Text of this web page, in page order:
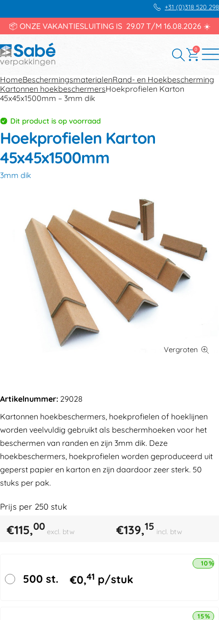
+31 (0)318 520 298
📦 ONZE VAKANTIESLUITING IS 29.07 T/M 16.08.2026 ☀️
0
HomeBeschermingsmaterialenRand- en Hoekbescherming
Kartonnen hoekbeschermersHoekprofielen Karton
45x45x1500mm – 3mm dik
Dit product is op voorraad
Hoekprofielen Karton
45x45x1500mm
3mm dik
Artikelnummer: 29028
Kartonnen hoekbeschermers, hoekprofielen of hoeklijnen
worden veelvuldig gebruikt als beschermhoeken voor het
beschermen van randen en zijn 3mm dik. Deze
hoekbeschermers, hoekprofielen worden geproduceerd uit
geperst papier en karton en zijn daardoor zeer sterk. 50
stuks per pak.
Prijs per 250 stuk
€115,00 excl. btw €139,15 incl. btw
500 st. €0,41 p/stuk
10%
15%